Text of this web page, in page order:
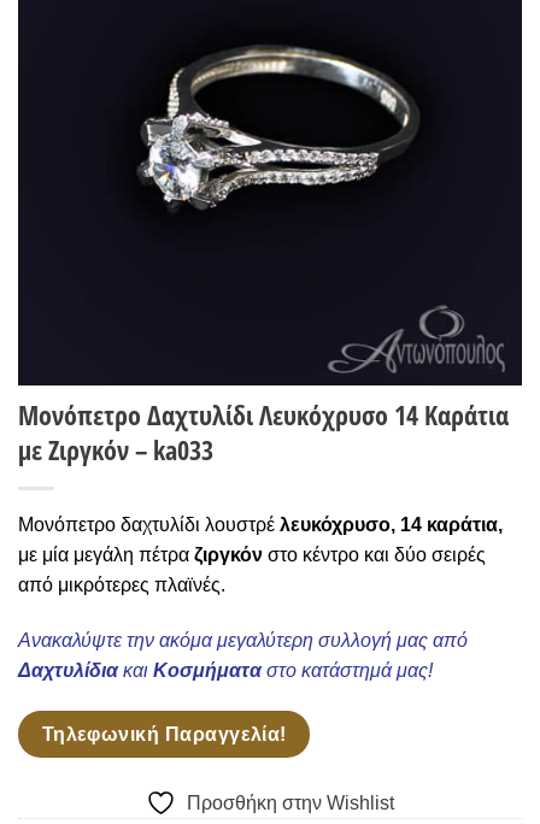
Μονόπετρο Δαχτυλίδι Λευκόχρυσο 14 Καράτια
με Ζιργκόν – ka033
Μονόπετρο δαχτυλίδι λουστρέ λευκόχρυσο, 14 καράτια,
με μία μεγάλη πέτρα ζιργκόν στο κέντρο και δύο σειρές
από μικρότερες πλαϊνές.
Ανακαλύψτε την ακόμα μεγαλύτερη συλλογή μας από
Δαχτυλίδιακαι Κοσμήματαστο κατάστημά μας!
Τηλεφωνική Παραγγελία!
Προσθήκη στην Wishlist